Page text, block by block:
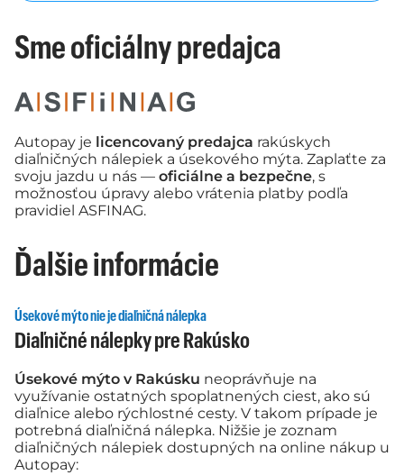
Sme oficiálny predajca
Autopay je licencovaný predajca rakúskych
diaľničných nálepiek a úsekového mýta. Zaplaťte za
svoju jazdu u nás — oficiálne a bezpečne, s
možnosťou úpravy alebo vrátenia platby podľa
pravidiel ASFINAG.
Ďalšie informácie
Úsekové mýto nie je diaľničná nálepka
Diaľničné nálepky pre Rakúsko
Úsekové mýto v Rakúsku neoprávňuje na
využívanie ostatných spoplatnených ciest, ako sú
diaľnice alebo rýchlostné cesty. V takom prípade je
potrebná diaľničná nálepka. Nižšie je zoznam
diaľničných nálepiek dostupných na online nákup u
Autopay: